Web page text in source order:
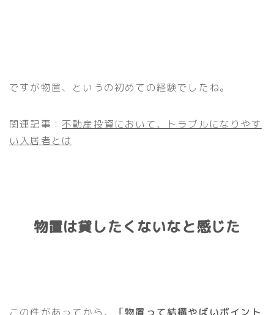
ですが物置、というの初めての経験でしたね。
関連記事： 不動産投資において、トラブルになりやす
い入居者とは
物置は貸したくないなと感じた
この件があってから、 「物置って結構やばいポイント